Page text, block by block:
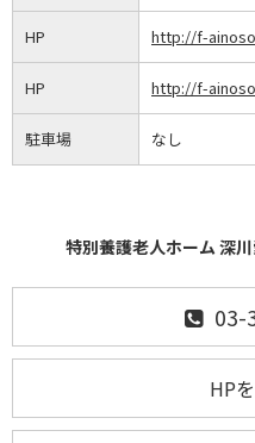
HP http://f-
HP http://f-
駐車場 なし
特別養護老人ホーム 深
03-
HP